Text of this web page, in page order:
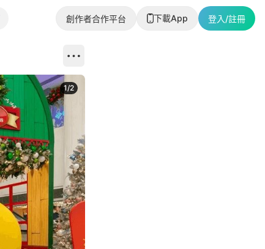
創作者合作平台 下載App 登入/註冊
1/2